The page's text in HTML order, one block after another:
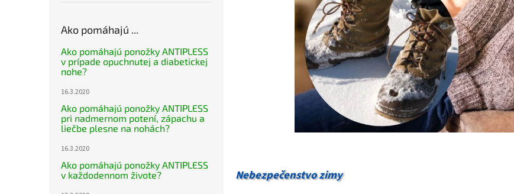
Ako pomáhajú ...
Ako pomáhajú ponožky ANTIPLESS
v prípade opuchnutej a diabetickej
nohe?
16.3.2020
Ako pomáhajú ponožky ANTIPLESS
pri nadmernom potení, zápachu a
liečbe plesne na nohách?
16.3.2020
Ako pomáhajú ponožky ANTIPLESS
v každodennom živote?
Nebezpečenstvo zimy